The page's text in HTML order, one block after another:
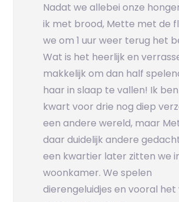
Nadat we allebei onze
ik met brood, Mette met de
we om 1 uur weer terug het
Wat is het heerlijk en
makkelijk om dan half
haar in slaap te vallen! Ik
kwart voor drie nog diep
een andere wereld, maar
daar duidelijk andere
een kwartier later zitten we
woonkamer. We spelen
dierengeluidjes en vooral